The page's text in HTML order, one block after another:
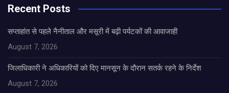
Recent Posts
सप्ताहांत से पहले नैनीताल और मसूरी में बढ़ी पर्यटकों की आवाजाही
August 7, 2026
जिलाधिकारी ने अधिकारियों को दिए मानसून के दौरान सतर्क रहने के निर्देश
August 7, 2026